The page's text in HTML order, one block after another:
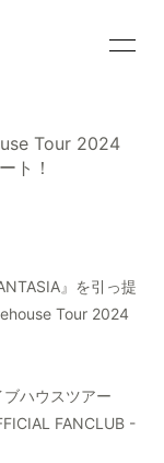
Tour 2024
ト！
』を引っ提
Tour 2024
ハウスツアー
FANCLUB -